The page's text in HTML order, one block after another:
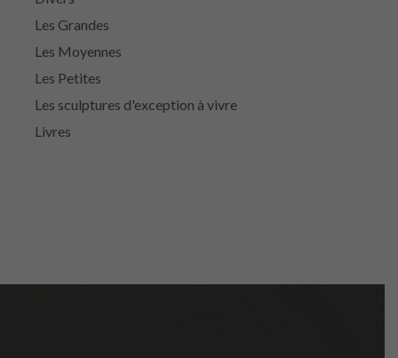
Les Grandes
Les Moyennes
Les Petites
Les sculptures d'exception à vivre
Livres